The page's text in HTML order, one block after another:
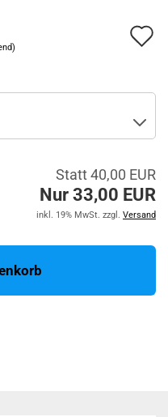
Statt 40,00 EUR
Nur 33,00 EUR
inkl. 19% MwSt. zzgl. Versand